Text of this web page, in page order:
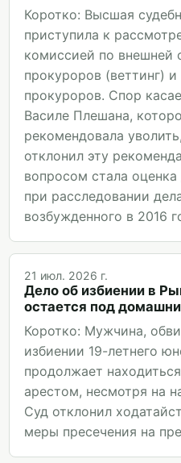
Коротко: Высшая
приступила к
комиссией по внешней
прокуроров (веттинг)
прокуроров. Спор
Василе Плешана,
рекомендовала
отклонил эту
вопросом стала
при расследовании
возбужденного в 2016
21 июл. 2026 г.
Дело об избиении в
остается под
Коротко: Мужчина,
избиении 19-летнего
продолжает
арестом, несмотря на
Суд отклонил
меры пресечения на